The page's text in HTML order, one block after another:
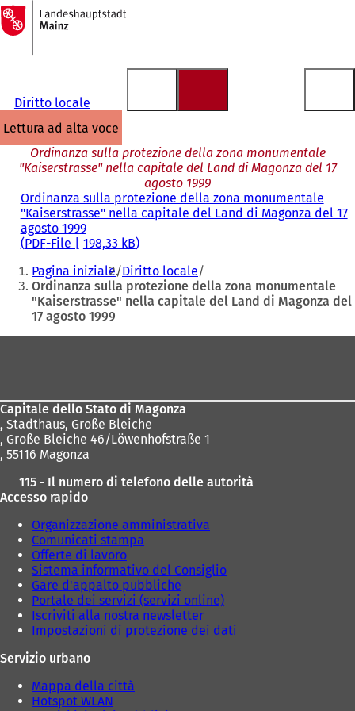
Vai al contenuto
Alla
pagina
iniziale
Diritto locale
lettura ad alta voce
Ordinanza sulla protezione della zona monumentale
"Kaiserstrasse" nella capitale del Land di Magonza del 17
agosto 1999
Ordinanza sulla protezione della zona monumentale
"Kaiserstrasse" nella capitale del Land di Magonza del 17
agosto 1999
PDF-File 198,33 kB
Siete
qui:
Pagina iniziale Diritto locale
Ordinanza sulla protezione della zona monumentale
"Kaiserstrasse" nella capitale del Land di Magonza del
17 agosto 1999
Capitale dello Stato di Magonza
, Stadthaus, Große Bleiche
, Große Bleiche 46/Löwenhofstraße 1
, 55116 Magonza
115 - Il numero di telefono delle autorità
Accesso rapido
Organizzazione amministrativa
Comunicati stampa
Offerte di lavoro
Sistema informativo del Consiglio
Gare d'appalto pubbliche
Portale dei servizi (servizi online)
Iscriviti alla nostra newsletter
Impostazioni di protezione dei dati
Servizio urbano
Mappa della città
Hotspot WLAN